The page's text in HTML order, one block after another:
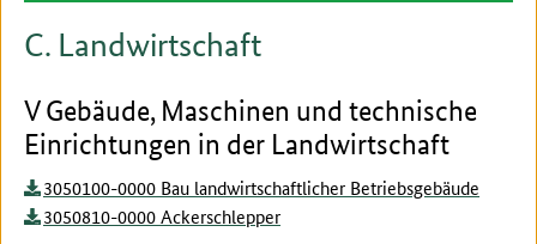
C. Landwirtschaft
V Gebäude, Maschinen und technische
Einrichtungen in der Landwirtschaft
3050100-0000 Bau landwirtschaftlicher Betriebsgebäude
3050810-0000 Ackerschlepper